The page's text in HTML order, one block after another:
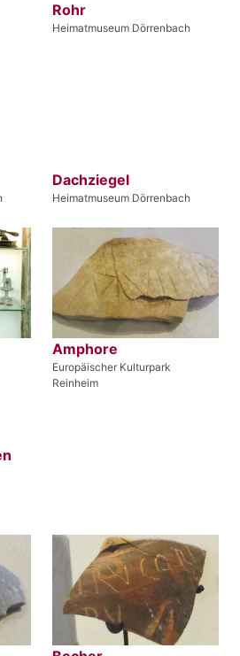
Rohr
Heimatmuseum Dörrenbach
Dachziegel
Heimatmuseum Dörrenbach
Amphore
Europäischer Kulturpark
Reinheim